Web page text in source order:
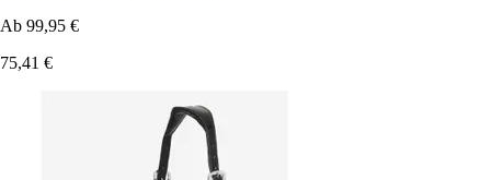
Ab 99,95 €
75,41 €